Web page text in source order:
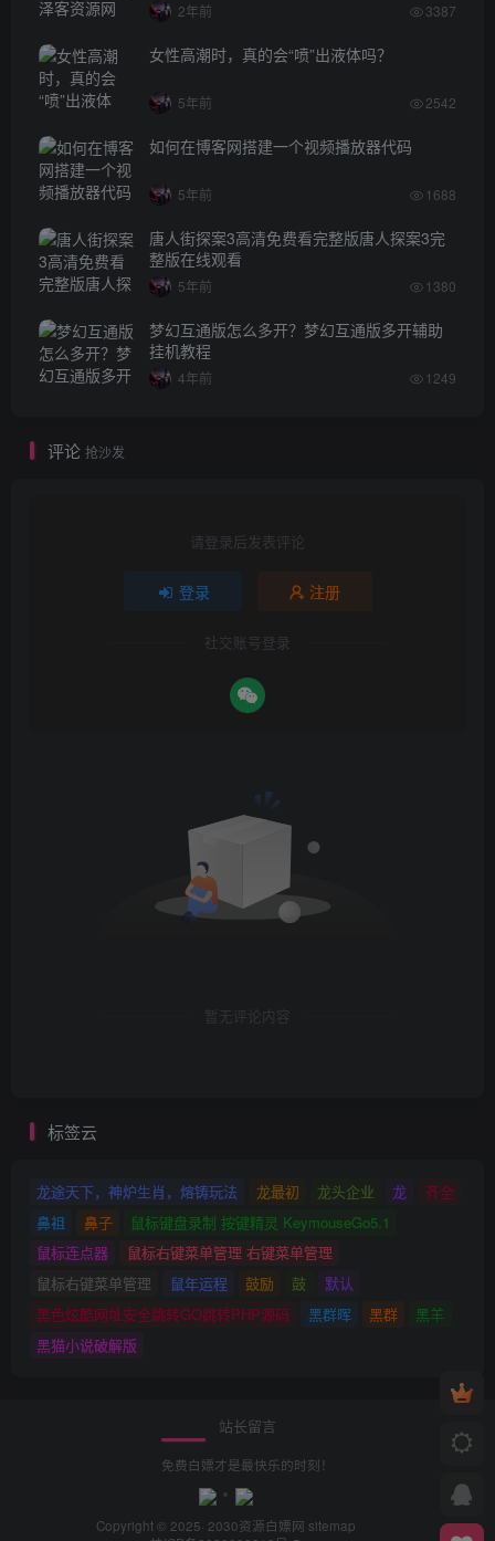
2年前 3387
女性高潮时，真的会“喷”出液体吗？
5年前 2542
如何在博客网搭建一个视频播放器代码
5年前 1688
唐人街探案3高清免费看完整版唐人探案3完
整版在线观看
5年前 1380
梦幻互通版怎么多开？梦幻互通版多开辅助
挂机教程
4年前 1249
评论 抢沙发
请登录后发表评论
登录 注册
社交账号登录
暂无评论内容
标签云
龙途天下，神炉生肖，熔铸玩法 龙最初 龙头企业 龙
齐全
鼻祖
鼻子
鼠标键盘录制 按键精灵 KeymouseGo5.1
鼠标连点器
鼠标右键菜单管理 右键菜单管理
鼠标右键菜单管理
鼠年运程 鼓励 鼓
默认
黑色炫酷网址安全跳转GO跳转PHP源码
黑群晖 黑群
黑羊
黑猫小说破解版
站长留言
免费白嫖才是最快乐的时刻！
Copyright © 2025· 2030资源白嫖网 sitemap